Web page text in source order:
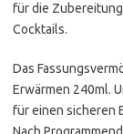
für die
Cocktails.
Das
Erwärmen 240ml.
für einen sicheren